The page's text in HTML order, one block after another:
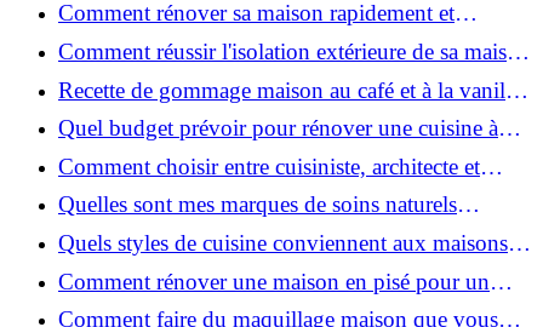
Comment rénover sa maison rapidement et
efficacement ?
Comment réussir l'isolation extérieure de sa maison
pour une rénovation performante et durable ?
Recette de gommage maison au café et à la vanille
pour une peau douce
Quel budget prévoir pour rénover une cuisine à
Voiron en 2026 : coûts et aides locales ?
Comment choisir entre cuisiniste, architecte et
contractant général à Voiron ?
Quelles sont mes marques de soins naturels
préférées ?
Quels styles de cuisine conviennent aux maisons et
appartements du Voironnais ?
Comment rénover une maison en pisé pour un
habitat sain et performant ?
Comment faire du maquillage maison que vous